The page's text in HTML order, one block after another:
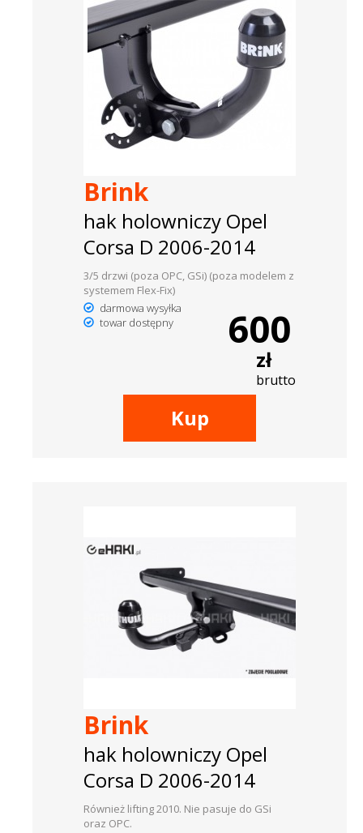
Brink
hak holowniczy Opel
Corsa D 2006-2014
3/5 drzwi (poza OPC, GSi) (poza modelem z
systemem Flex-Fix)
darmowa wysyłka
towar dostępny
600
zł
brutto
Kup
Brink
hak holowniczy Opel
Corsa D 2006-2014
Również lifting 2010. Nie pasuje do GSi
oraz OPC.